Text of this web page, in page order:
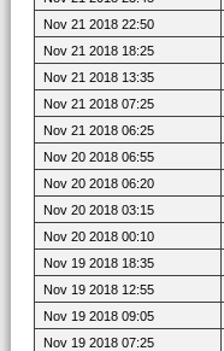
Nov 21 2018 22:50
Nov 21 2018 18:25
Nov 21 2018 13:35
Nov 21 2018 07:25
Nov 21 2018 06:25
Nov 20 2018 06:55
Nov 20 2018 06:20
Nov 20 2018 03:15
Nov 20 2018 00:10
Nov 19 2018 18:35
Nov 19 2018 12:55
Nov 19 2018 09:05
Nov 19 2018 07:25